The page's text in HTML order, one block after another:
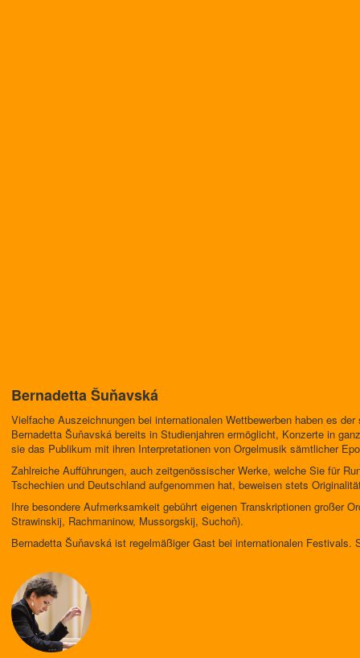
Bernadetta Šuňavská
Vielfache Auszeichnungen bei internationalen Wettbewerben haben es
Bernadetta Šuňavská bereits in Studienjahren ermöglicht, Konzerte in
sie das Publikum mit ihren Interpretationen von Orgelmusik sämtlicher
Zahlreiche Aufführungen, auch zeitgenössischer Werke, welche Sie für
Tschechien und Deutschland aufgenommen hat, beweisen stets
Ihre besondere Aufmerksamkeit gebührt eigenen Transkriptionen großer
Strawinskij, Rachmaninow, Mussorgskij, Suchoň).
Bernadetta Šuňavská ist regelmäßiger Gast bei internationalen Festivals.